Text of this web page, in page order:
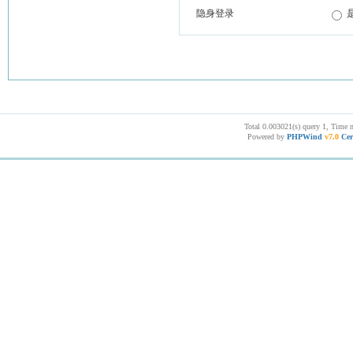
隐身登录
Total 0.003021(s) query 1, Time
Powered by PHPWind v7.0